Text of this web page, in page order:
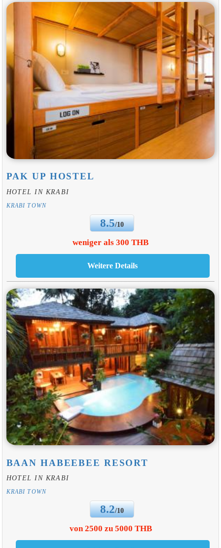
PAK UP HOSTEL
HOTEL IN KRABI
KRABI TOWN
8.5/10
weniger als 300 THB
BAAN HABEEBEE RESORT
HOTEL IN KRABI
KRABI TOWN
8.2/10
von 2500 zu 5000 THB